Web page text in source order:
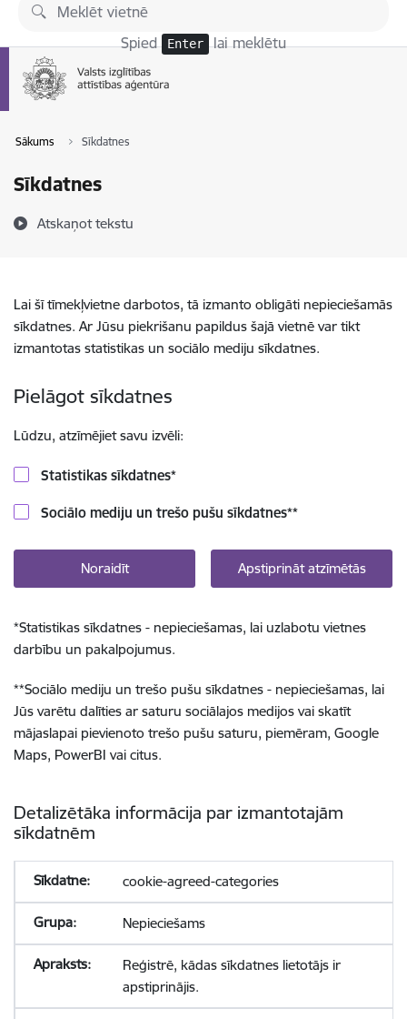
Pāriet uz lapas saturu
Spied Enter lai meklētu
Sākums Sīkdatnes
Sīkdatnes
Atskaņot tekstu
Lai šī tīmekļvietne darbotos, tā izmanto obligāti nepieciešamās
sīkdatnes. Ar Jūsu piekrišanu papildus šajā vietnē var tikt
izmantotas statistikas un sociālo mediju sīkdatnes.
Pielāgot sīkdatnes
Lūdzu, atzīmējiet savu izvēli:
Statistikas sīkdatnes*
Sociālo mediju un trešo pušu sīkdatnes**
Noraidīt Apstiprināt atzīmētās
*Statistikas sīkdatnes - nepieciešamas, lai uzlabotu vietnes
darbību un pakalpojumus.
**Sociālo mediju un trešo pušu sīkdatnes - nepieciešamas, lai
Jūs varētu dalīties ar saturu sociālajos medijos vai skatīt
mājaslapai pievienoto trešo pušu saturu, piemēram, Google
Maps, PowerBI vai citus.
Detalizētāka informācija par izmantotajām
sīkdatnēm
cookie-agreed-categories
Nepieciešams
Reģistrē, kādas sīkdatnes lietotājs ir
apstiprinājis.